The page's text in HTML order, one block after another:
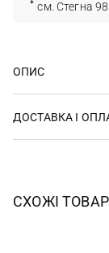
см. Стегна
ОПИС
ДОСТАВКА І
СХОЖІ